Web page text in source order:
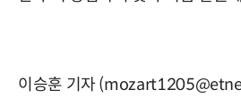
이승훈 기자